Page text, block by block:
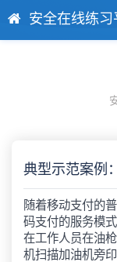
安全在线练习
典型示范案例
随着移动支付的
码支付的服务模
在工作人员在油
机扫描加油机旁